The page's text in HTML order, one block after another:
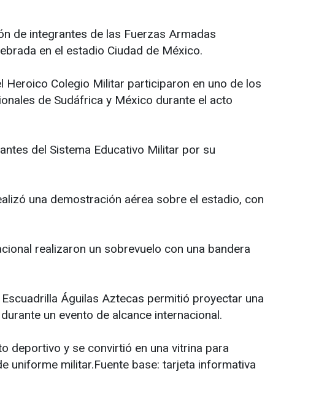
de integrantes de las Fuerzas Armadas
en el estadio Ciudad de México.
Colegio Militar participaron en uno de los
de Sudáfrica y México durante el acto
del Sistema Educativo Militar por su
una demostración aérea sobre el estadio, con
realizaron un sobrevuelo con una bandera
Águilas Aztecas permitió proyectar una
un evento de alcance internacional.
deportivo y se convirtió en una vitrina para
uniforme militar.Fuente base: tarjeta informativa